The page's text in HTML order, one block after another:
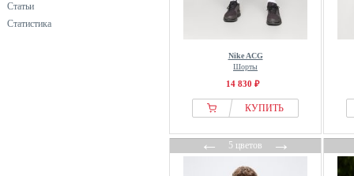
Статьи
Статистика
Nike ACG
Шорты
14 830 ₽
КУПИТЬ
←5 цветов→